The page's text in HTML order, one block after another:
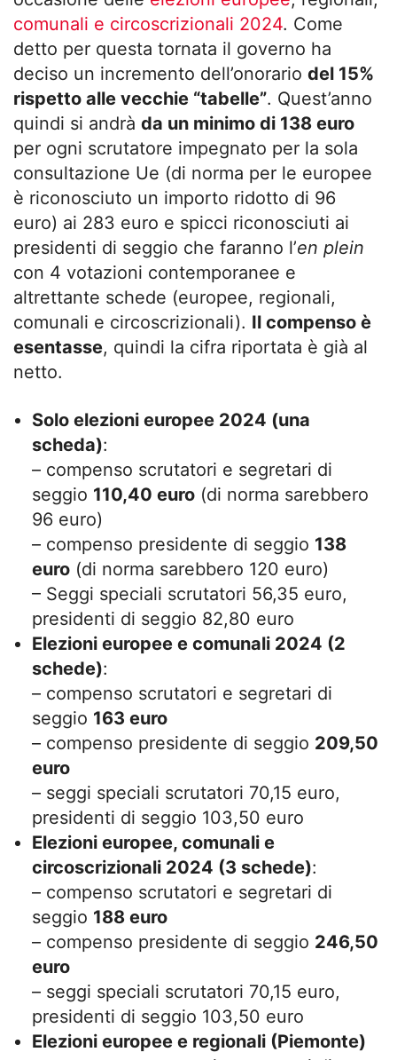
comunali e circoscrizionali 2024. Come
detto per questa tornata il governo ha
deciso un incremento dell’onorario del 15%
rispetto alle vecchie “tabelle”. Quest’anno
quindi si andrà da un minimo di 138 euro
per ogni scrutatore impegnato per la sola
consultazione Ue (di norma per le europee
è riconosciuto un importo ridotto di 96
euro) ai 283 euro e spicci riconosciuti ai
presidenti di seggio che faranno l’en plein
con 4 votazioni contemporanee e
altrettante schede (europee, regionali,
comunali e circoscrizionali). Il compenso è
esentasse, quindi la cifra riportata è già al
netto.
Solo elezioni europee 2024 (una
scheda):
– compenso scrutatori e segretari di
seggio 110,40 euro (di norma sarebbero
96 euro)
– compenso presidente di seggio 138
euro (di norma sarebbero 120 euro)
– Seggi speciali scrutatori 56,35 euro,
presidenti di seggio 82,80 euro
Elezioni europee e comunali 2024 (2
schede):
– compenso scrutatori e segretari di
seggio 163 euro
– compenso presidente di seggio 209,50
euro
– seggi speciali scrutatori 70,15 euro,
presidenti di seggio 103,50 euro
Elezioni europee, comunali e
circoscrizionali 2024 (3 schede):
– compenso scrutatori e segretari di
seggio 188 euro
– compenso presidente di seggio 246,50
euro
– seggi speciali scrutatori 70,15 euro,
presidenti di seggio 103,50 euro
Elezioni europee e regionali (Piemonte)